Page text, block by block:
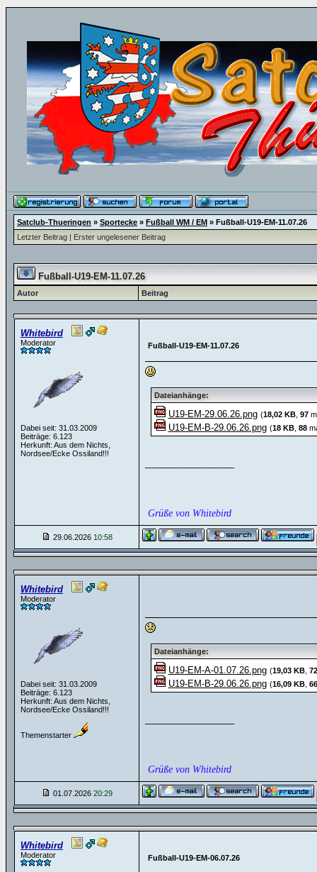
Satclub-Thueringen » Sportecke » Fußball WM / EM » Fußball-U19-EM-11.07.26
Letzter Beitrag | Erster ungelesener Beitrag
Fußball-U19-EM-11.07.26
Autor Beitrag
Whitebird
Moderator
Dabei seit: 31.03.2009
Beiträge: 6.123
Herkunft: Aus dem Nichts,
Nordsee/Ecke Ossiland!!!
Fußball-U19-EM-11.07.26
Dateianhänge:
U19-EM-29.06.26.png (18,02 KB, 97
U19-EM-B-29.06.26.png (18 KB, 88
Grüße von Whitebird
29.06.2026 10:58
Whitebird
Moderator
Dabei seit: 31.03.2009
Beiträge: 6.123
Herkunft: Aus dem Nichts,
Nordsee/Ecke Ossiland!!!
Themenstarter
Dateianhänge:
U19-EM-A-01.07.26.png (19,03 KB, 72
U19-EM-B-29.06.26.png (16,09 KB, 66
Grüße von Whitebird
01.07.2026 20:29
Whitebird
Moderator Fußball-U19-EM-06.07.26